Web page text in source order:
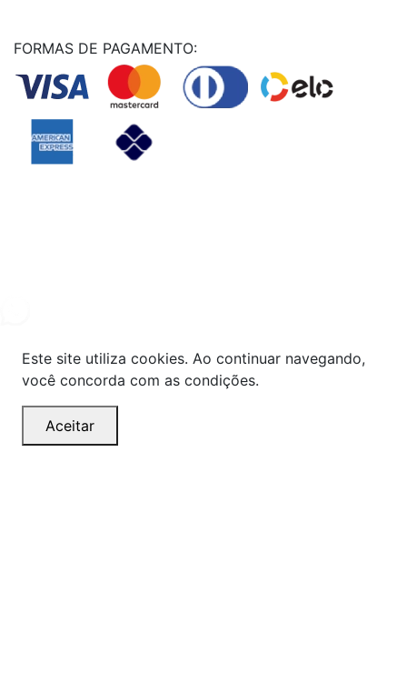
FORMAS DE PAGAMENTO:
Este site utiliza cookies. Ao continuar navegando,
você concorda com as condições.
Aceitar